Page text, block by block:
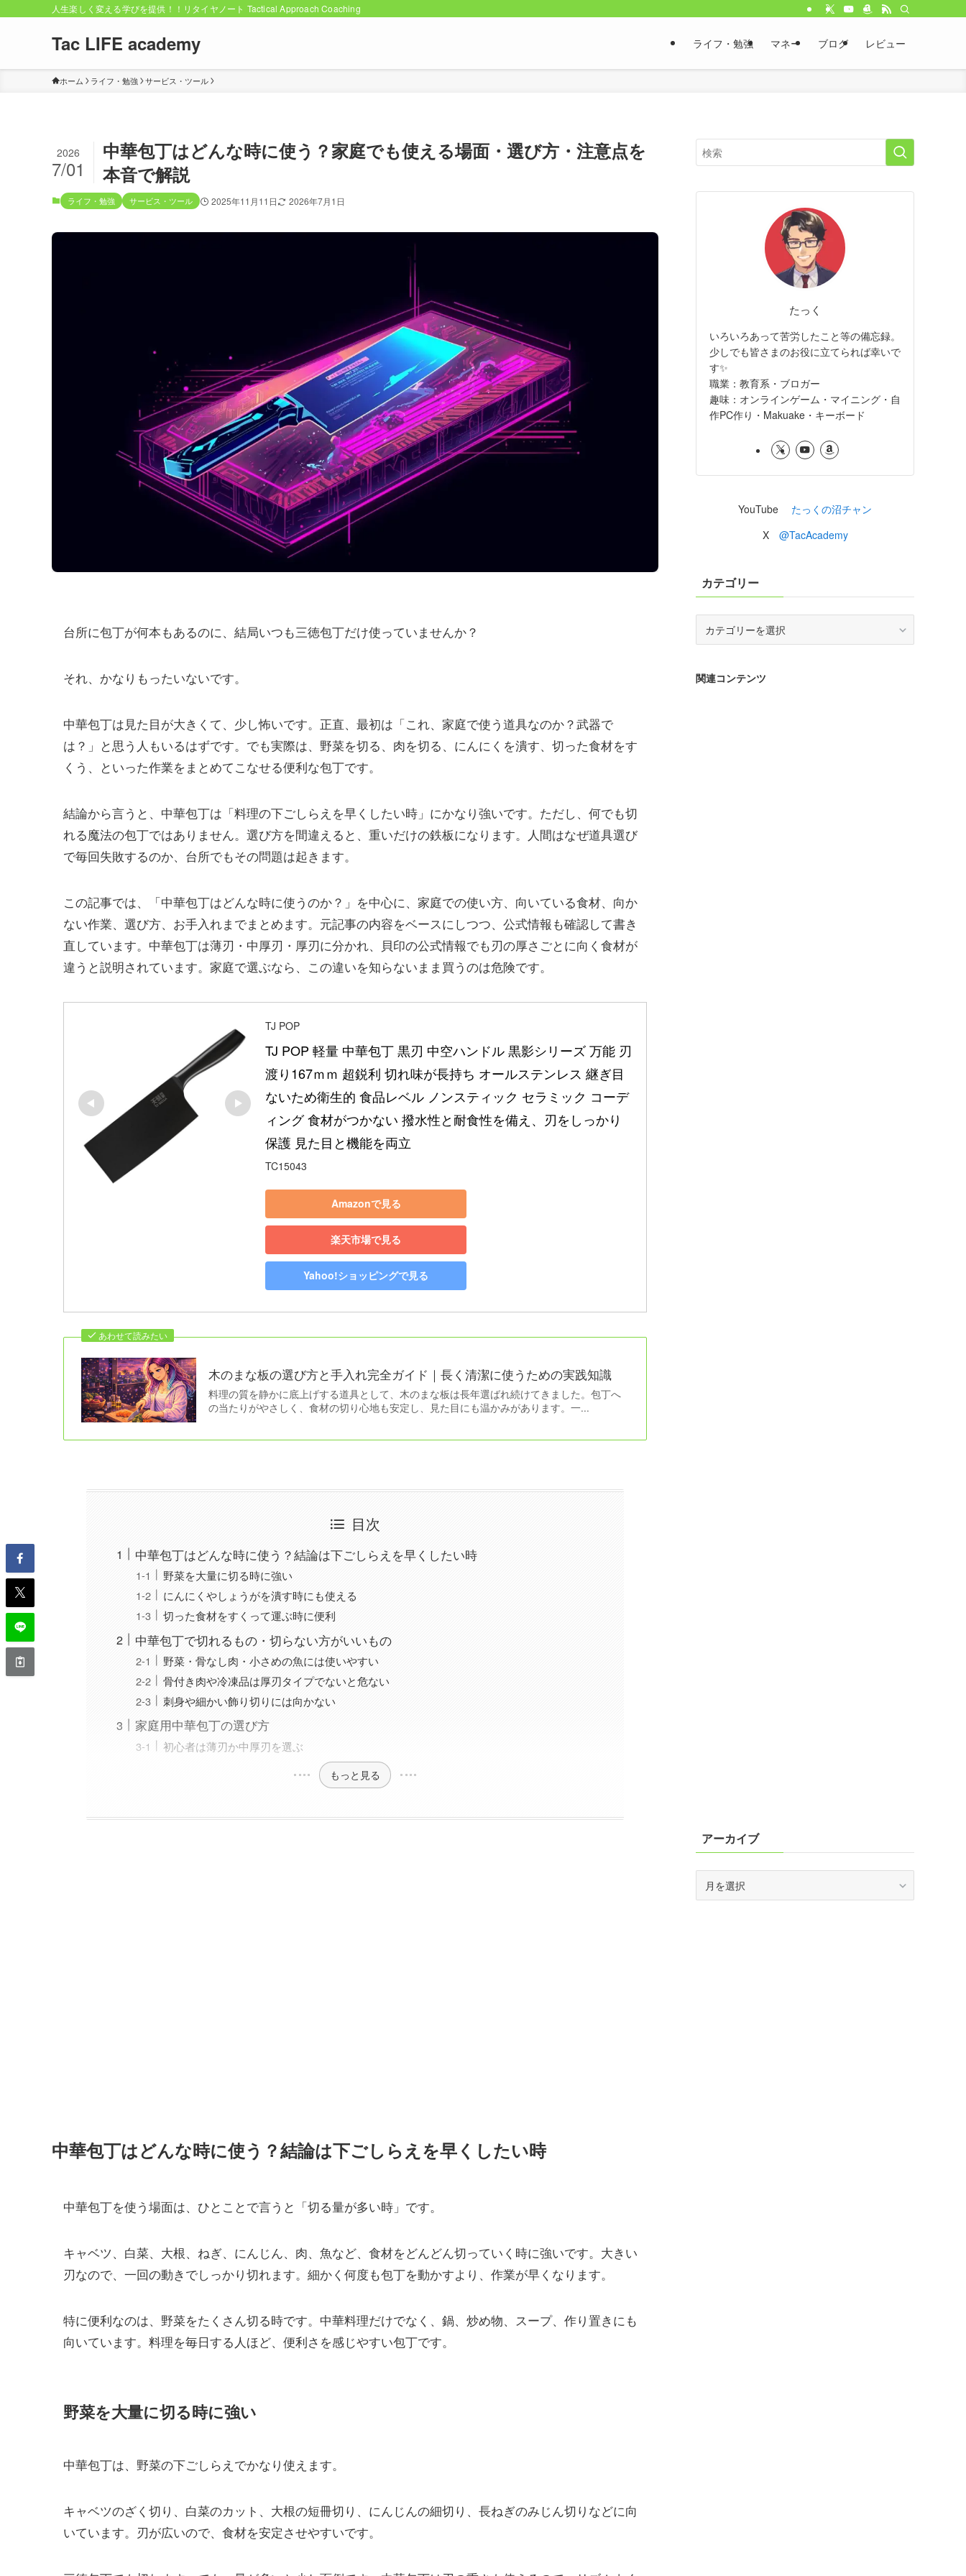
人生楽しく変える学びを提供！！リタイヤノート Tactical Approach Coaching
Tac LIFE academy ライフ・勉強 マネー ブログ レビュー
ホーム ライフ・勉強 サービス・ツール
中華包丁はどんな時に使う？家庭でも使える場面・選び方・注意点を
本音で解説
2026
7/01
ライフ・勉強 サービス・ツール 2025年11月11日 2026年7月1日
台所に包丁が何本もあるのに、結局いつも三徳包丁だけ使っていませんか？
それ、かなりもったいないです。
中華包丁は見た目が大きくて、少し怖いです。正直、最初は「これ、家庭で使う道具なのか？武器で
は？」と思う人もいるはずです。でも実際は、野菜を切る、肉を切る、にんにくを潰す、切った食材をす
くう、といった作業をまとめてこなせる便利な包丁です。
結論から言うと、中華包丁は「料理の下ごしらえを早くしたい時」にかなり強いです。ただし、何でも切
れる魔法の包丁ではありません。選び方を間違えると、重いだけの鉄板になります。人間はなぜ道具選び
で毎回失敗するのか、台所でもその問題は起きます。
この記事では、「中華包丁はどんな時に使うのか？」を中心に、家庭での使い方、向いている食材、向か
ない作業、選び方、お手入れまでまとめます。元記事の内容をベースにしつつ、公式情報も確認して書き
直しています。中華包丁は薄刃・中厚刃・厚刃に分かれ、貝印の公式情報でも刃の厚さごとに向く食材が
違うと説明されています。家庭で選ぶなら、この違いを知らないまま買うのは危険です。
TJ POP
TJ POP 軽量 中華包丁 黒刃 中空ハンドル 黒影シリーズ 万能 刃
渡り167ｍｍ 超鋭利 切れ味が長持ち オールステンレス 継ぎ目
ないため衛生的 食品レベル ノンスティック セラミック コーデ
ィング 食材がつかない 撥水性と耐食性を備え、刃をしっかり
保護 見た目と機能を両立
TC15043
Amazonで見る
楽天市場で見る
Yahoo!ショッピングで見る
あわせて読みたい
木のまな板の選び方と手入れ完全ガイド｜長く清潔に使うための実践知識
料理の質を静かに底上げする道具として、木のまな板は長年選ばれ続けてきました。包丁へ
の当たりがやさしく、食材の切り心地も安定し、見た目にも温かみがあります。一...
目次
中華包丁はどんな時に使う？結論は下ごしらえを早くしたい時
野菜を大量に切る時に強い
にんにくやしょうがを潰す時にも使える
切った食材をすくって運ぶ時に便利
中華包丁で切れるもの・切らない方がいいもの
野菜・骨なし肉・小さめの魚には使いやすい
骨付き肉や冷凍品は厚刃タイプでないと危ない
刺身や細かい飾り切りには向かない
家庭用中華包丁の選び方
初心者は薄刃か中厚刃を選ぶ
もっと見る
中華包丁はどんな時に使う？結論は下ごしらえを早くしたい時
中華包丁を使う場面は、ひとことで言うと「切る量が多い時」です。
キャベツ、白菜、大根、ねぎ、にんじん、肉、魚など、食材をどんどん切っていく時に強いです。大きい
刃なので、一回の動きでしっかり切れます。細かく何度も包丁を動かすより、作業が早くなります。
特に便利なのは、野菜をたくさん切る時です。中華料理だけでなく、鍋、炒め物、スープ、作り置きにも
向いています。料理を毎日する人ほど、便利さを感じやすい包丁です。
野菜を大量に切る時に強い
中華包丁は、野菜の下ごしらえでかなり使えます。
キャベツのざく切り、白菜のカット、大根の短冊切り、にんじんの細切り、長ねぎのみじん切りなどに向
いています。刃が広いので、食材を安定させやすいです。
たっく
いろいろあって苦労したこと等の備忘録。
少しでも皆さまのお役に立てられば幸いで
す✨
職業：教育系・ブロガー
趣味：オンラインゲーム・マイニング・自
作PC作り・Makuake・キーボード
YouTube たっくの沼チャン
X @TacAcademy
カテゴリー
ー
関連コンテンツ
アーカイブ